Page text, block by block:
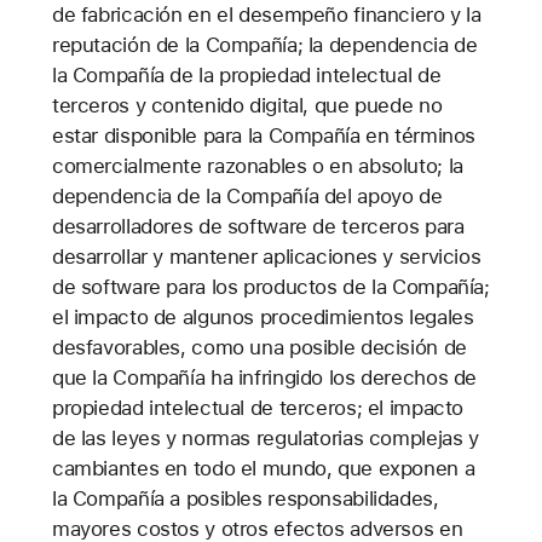
de fabricación en el desempeño financiero y la
reputación de la Compañía; la dependencia de
la Compañía de la propiedad intelectual de
terceros y contenido digital, que puede no
estar disponible para la Compañía en términos
comercialmente razonables o en absoluto; la
dependencia de la Compañía del apoyo de
desarrolladores de software de terceros para
desarrollar y mantener aplicaciones y servicios
de software para los productos de la Compañía;
el impacto de algunos procedimientos legales
desfavorables, como una posible decisión de
que la Compañía ha infringido los derechos de
propiedad intelectual de terceros; el impacto
de las leyes y normas regulatorias complejas y
cambiantes en todo el mundo, que exponen a
la Compañía a posibles responsabilidades,
mayores costos y otros efectos adversos en